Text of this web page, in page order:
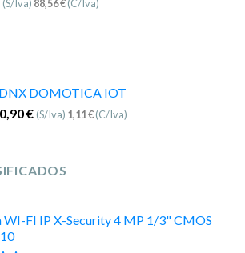
(S/Iva) 88,56€(C/Iva)
DOMOTICA IOT
0,90€ (S/Iva) 1,11€(C/Iva)
WI-FI IP X-Security 4 MP 1/3" CMOS